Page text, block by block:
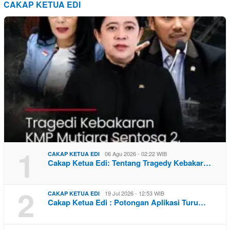
CAKAP KETUA EDI
1 CAKAP KETUA EDI 06 Agu 2026 - 02:22 WIB
Cakap Ketua Edi: Tentang Tragedy Kebakar…
2 CAKAP KETUA EDI 19 Jul 2026 - 12:53 WIB
Cakap Ketua Edi : Potongan Aplikasi Turu…